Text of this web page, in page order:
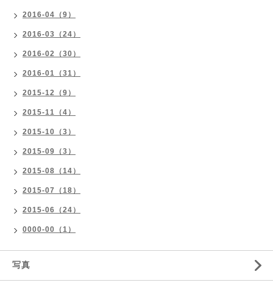
2016-04（9）
2016-03（24）
2016-02（30）
2016-01（31）
2015-12（9）
2015-11（4）
2015-10（3）
2015-09（3）
2015-08（14）
2015-07（18）
2015-06（24）
0000-00（1）
写真